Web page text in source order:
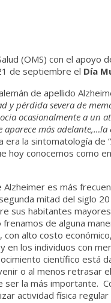
(OMS) con el apoyo
de septiembre el Día
de apellido
pérdida severa de
ocasionalmente a un
más
era la sintomatología de “
hoy conocemos como
Alzheimer es más
mitad del siglo
sus habitantes
de alguna
alto costo
en los individuos con
científico está
o al menos retrasar
ser la más importante.
actividad física